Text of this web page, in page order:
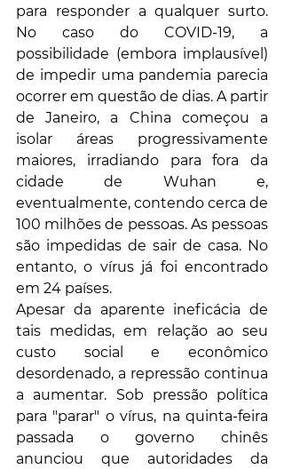
para responder a qualquer surto.
No caso do COVID-19, a
possibilidade (embora implausível)
de impedir uma pandemia parecia
ocorrer em questão de dias. A partir
de Janeiro, a China começou a
isolar áreas progressivamente
maiores, irradiando para fora da
cidade de Wuhan e,
eventualmente, contendo cerca de
100 milhões de pessoas. As pessoas
são impedidas de sair de casa. No
entanto, o vírus já foi encontrado
em 24 países.
Apesar da aparente ineficácia de
tais medidas, em relação ao seu
custo social e econômico
desordenado, a repressão continua
a aumentar. Sob pressão política
para "parar" o vírus, na quinta-feira
passada o governo chinês
anunciou que autoridades da